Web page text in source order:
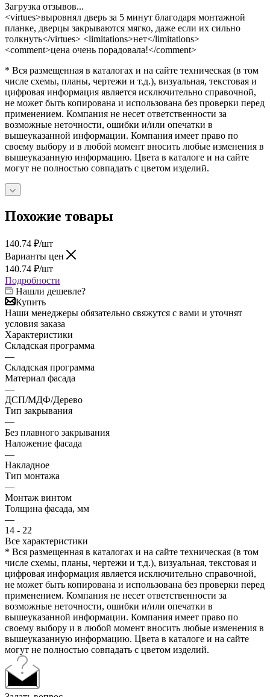
Загрузка отзывов...
<virtues>выровнял дверь за 5 минут благодаря монтажной
планке, дверцы закрываются мягко, даже если их сильно
толкнуть</virtues> <limitations>нет</limitations>
<comment>цена очень порадовала!</comment>
* Вся размещенная в каталогах и на сайте техническая (в том
числе схемы, планы, чертежи и т.д.), визуальная, текстовая и
цифровая информация является исключительно справочной,
не может быть копирована и использована без проверки перед
применением. Компания не несет ответственности за
возможные неточности, ошибки и/или опечатки в
вышеуказанной информации. Компания имеет право по
своему выбору и в любой момент вносить любые изменения в
вышеуказанную информацию. Цвета в каталоге и на сайте
могут не полностью совпадать с цветом изделий.
Похожие товары
140.74 ₽/шт
Варианты цен
140.74 ₽/шт
Подробности
Нашли дешевле?
Купить
Наши менеджеры обязательно свяжутся с вами и уточнят
условия заказа
Характеристики
Складская программа
—
Складская программа
Материал фасада
—
ДСП/МДФ/Дерево
Тип закрывания
—
Без плавного закрывания
Наложение фасада
—
Накладное
Тип монтажа
—
Монтаж винтом
Толщина фасада, мм
—
14 - 22
Все характеристики
* Вся размещенная в каталогах и на сайте техническая (в том
числе схемы, планы, чертежи и т.д.), визуальная, текстовая и
цифровая информация является исключительно справочной,
не может быть копирована и использована без проверки перед
применением. Компания не несет ответственности за
возможные неточности, ошибки и/или опечатки в
вышеуказанной информации. Компания имеет право по
своему выбору и в любой момент вносить любые изменения в
вышеуказанную информацию. Цвета в каталоге и на сайте
могут не полностью совпадать с цветом изделий.